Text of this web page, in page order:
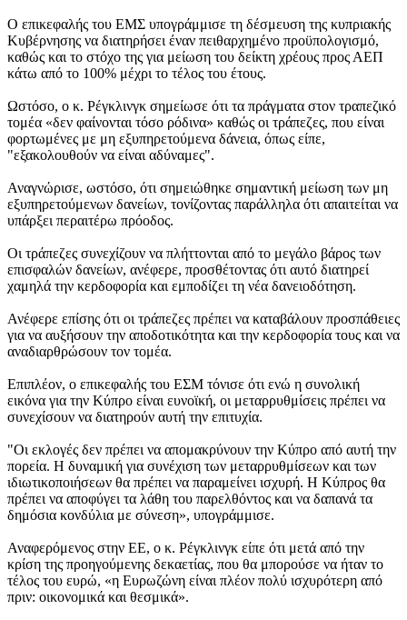
Ο επικεφαλής του ΕΜΣ υπογράμμισε τη δέσμευση της κυπριακής
Κυβέρνησης να διατηρήσει έναν πειθαρχημένο προϋπολογισμό,
καθώς και το στόχο της για μείωση του δείκτη χρέους προς ΑΕΠ
κάτω από το 100% μέχρι το τέλος του έτους.
Ωστόσο, ο κ. Ρέγκλινγκ σημείωσε ότι τα πράγματα στον τραπεζικό
τομέα «δεν φαίνονται τόσο ρόδινα» καθώς οι τράπεζες, που είναι
φορτωμένες με μη εξυπηρετούμενα δάνεια, όπως είπε,
"εξακολουθούν να είναι αδύναμες".
Αναγνώρισε, ωστόσο, ότι σημειώθηκε σημαντική μείωση των μη
εξυπηρετούμενων δανείων, τονίζοντας παράλληλα ότι απαιτείται να
υπάρξει περαιτέρω πρόοδος.
Οι τράπεζες συνεχίζουν να πλήττονται από το μεγάλο βάρος των
επισφαλών δανείων, ανέφερε, προσθέτοντας ότι αυτό διατηρεί
χαμηλά την κερδοφορία και εμποδίζει τη νέα δανειοδότηση.
Ανέφερε επίσης ότι οι τράπεζες πρέπει να καταβάλουν προσπάθειες
για να αυξήσουν την αποδοτικότητα και την κερδοφορία τους και να
αναδιαρθρώσουν τον τομέα.
Επιπλέον, ο επικεφαλής του ΕΣΜ τόνισε ότι ενώ η συνολική
εικόνα για την Κύπρο είναι ευνοϊκή, οι μεταρρυθμίσεις πρέπει να
συνεχίσουν να διατηρούν αυτή την επιτυχία.
"Οι εκλογές δεν πρέπει να απομακρύνουν την Κύπρο από αυτή την
πορεία. Η δυναμική για συνέχιση των μεταρρυθμίσεων και των
ιδιωτικοποιήσεων θα πρέπει να παραμείνει ισχυρή. Η Κύπρος θα
πρέπει να αποφύγει τα λάθη του παρελθόντος και να δαπανά τα
δημόσια κονδύλια με σύνεση», υπογράμμισε.
Αναφερόμενος στην ΕΕ, ο κ. Ρέγκλινγκ είπε ότι μετά από την
κρίση της προηγούμενης δεκαετίας, που θα μπορούσε να ήταν το
τέλος του ευρώ, «η Ευρωζώνη είναι πλέον πολύ ισχυρότερη από
πριν: οικονομικά και θεσμικά».